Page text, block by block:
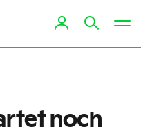
noch